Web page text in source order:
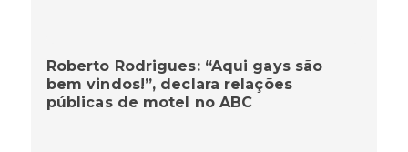
Roberto Rodrigues: “Aqui gays são
bem vindos!”, declara relações
públicas de motel no ABC